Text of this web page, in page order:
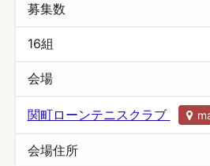
募集数
16組
会場
関町ローンテニスクラブ
会場住所